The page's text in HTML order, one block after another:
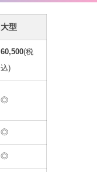
大型
60,500(税
込)
◎
◎
◎